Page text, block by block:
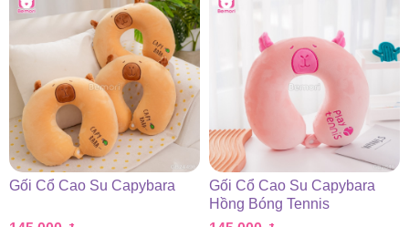
Gối Cổ Cao Su Capybara
Gối Cổ Cao Su Capybara
Hồng Bóng Tennis